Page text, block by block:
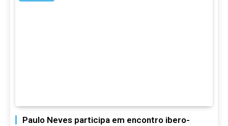
Paulo Neves participa em encontro ibero-